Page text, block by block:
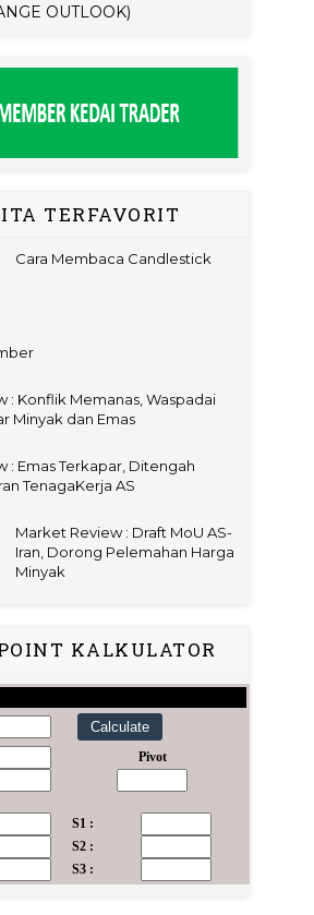
OUTLOOK)
TERFAVORIT
Cara Membaca Candlestick
: Konflik Memanas, Waspadai
Minyak dan Emas
: Emas Terkapar, Ditengah
TenagaKerja AS
Market Review : Draft MoU AS-
Iran, Dorong Pelemahan Harga
Minyak
KALKULATOR
Pivot
S1 :
S2 :
S3 :